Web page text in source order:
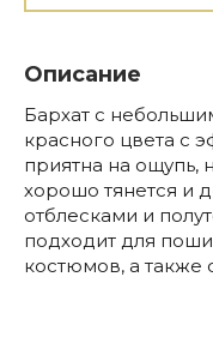
Описание
Бархат с
красного цвета с
приятна на ощупь,
хорошо тянется и
отблесками и
подходит для
костюмов, а также